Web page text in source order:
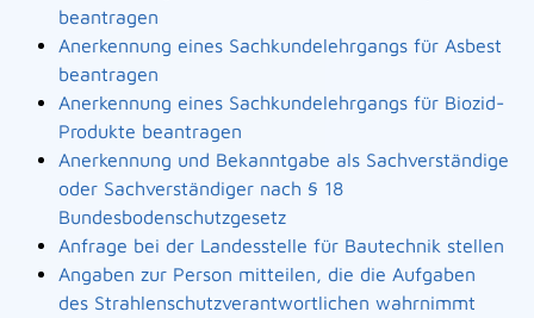
beantragen
Anerkennung eines Sachkundelehrgangs für Asbest
beantragen
Anerkennung eines Sachkundelehrgangs für Biozid-
Produkte beantragen
Anerkennung und Bekanntgabe als Sachverständige
oder Sachverständiger nach § 18
Bundesbodenschutzgesetz
Anfrage bei der Landesstelle für Bautechnik stellen
Angaben zur Person mitteilen, die die Aufgaben
des Strahlenschutzverantwortlichen wahrnimmt